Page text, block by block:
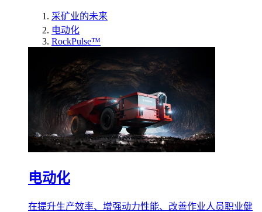
采矿业的未来
电动化
RockPulse™
电动化
在提升生产效率、增强动力性能、改善作业人员职业健